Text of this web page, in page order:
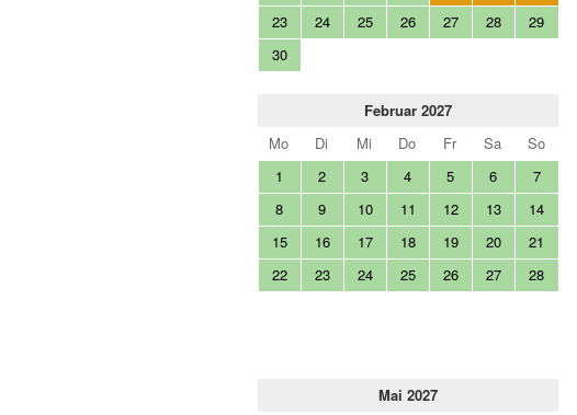
23
24 25 26 27 28
29
30
Februar 2027
Mo
Di Mi Do Fr Sa
So
1
2 3 4 5 6
7
8
9 10 11 12 13
14
15
16 17 18 19 20
21
22
23 24 25 26 27 28
Mai 2027